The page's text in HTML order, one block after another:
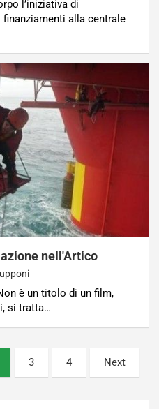
l’iniziativa di
finanziamenti alla centrale
nell'Artico
è un titolo di un film,
si tratta…
3 4 Next